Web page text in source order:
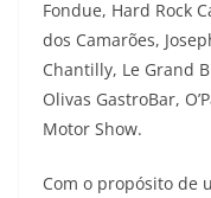
Fondue, Hard Rock
dos Camarões,
Chantilly, Le Grand
Olivas GastroBar,
Motor Show.
Com o propósito de